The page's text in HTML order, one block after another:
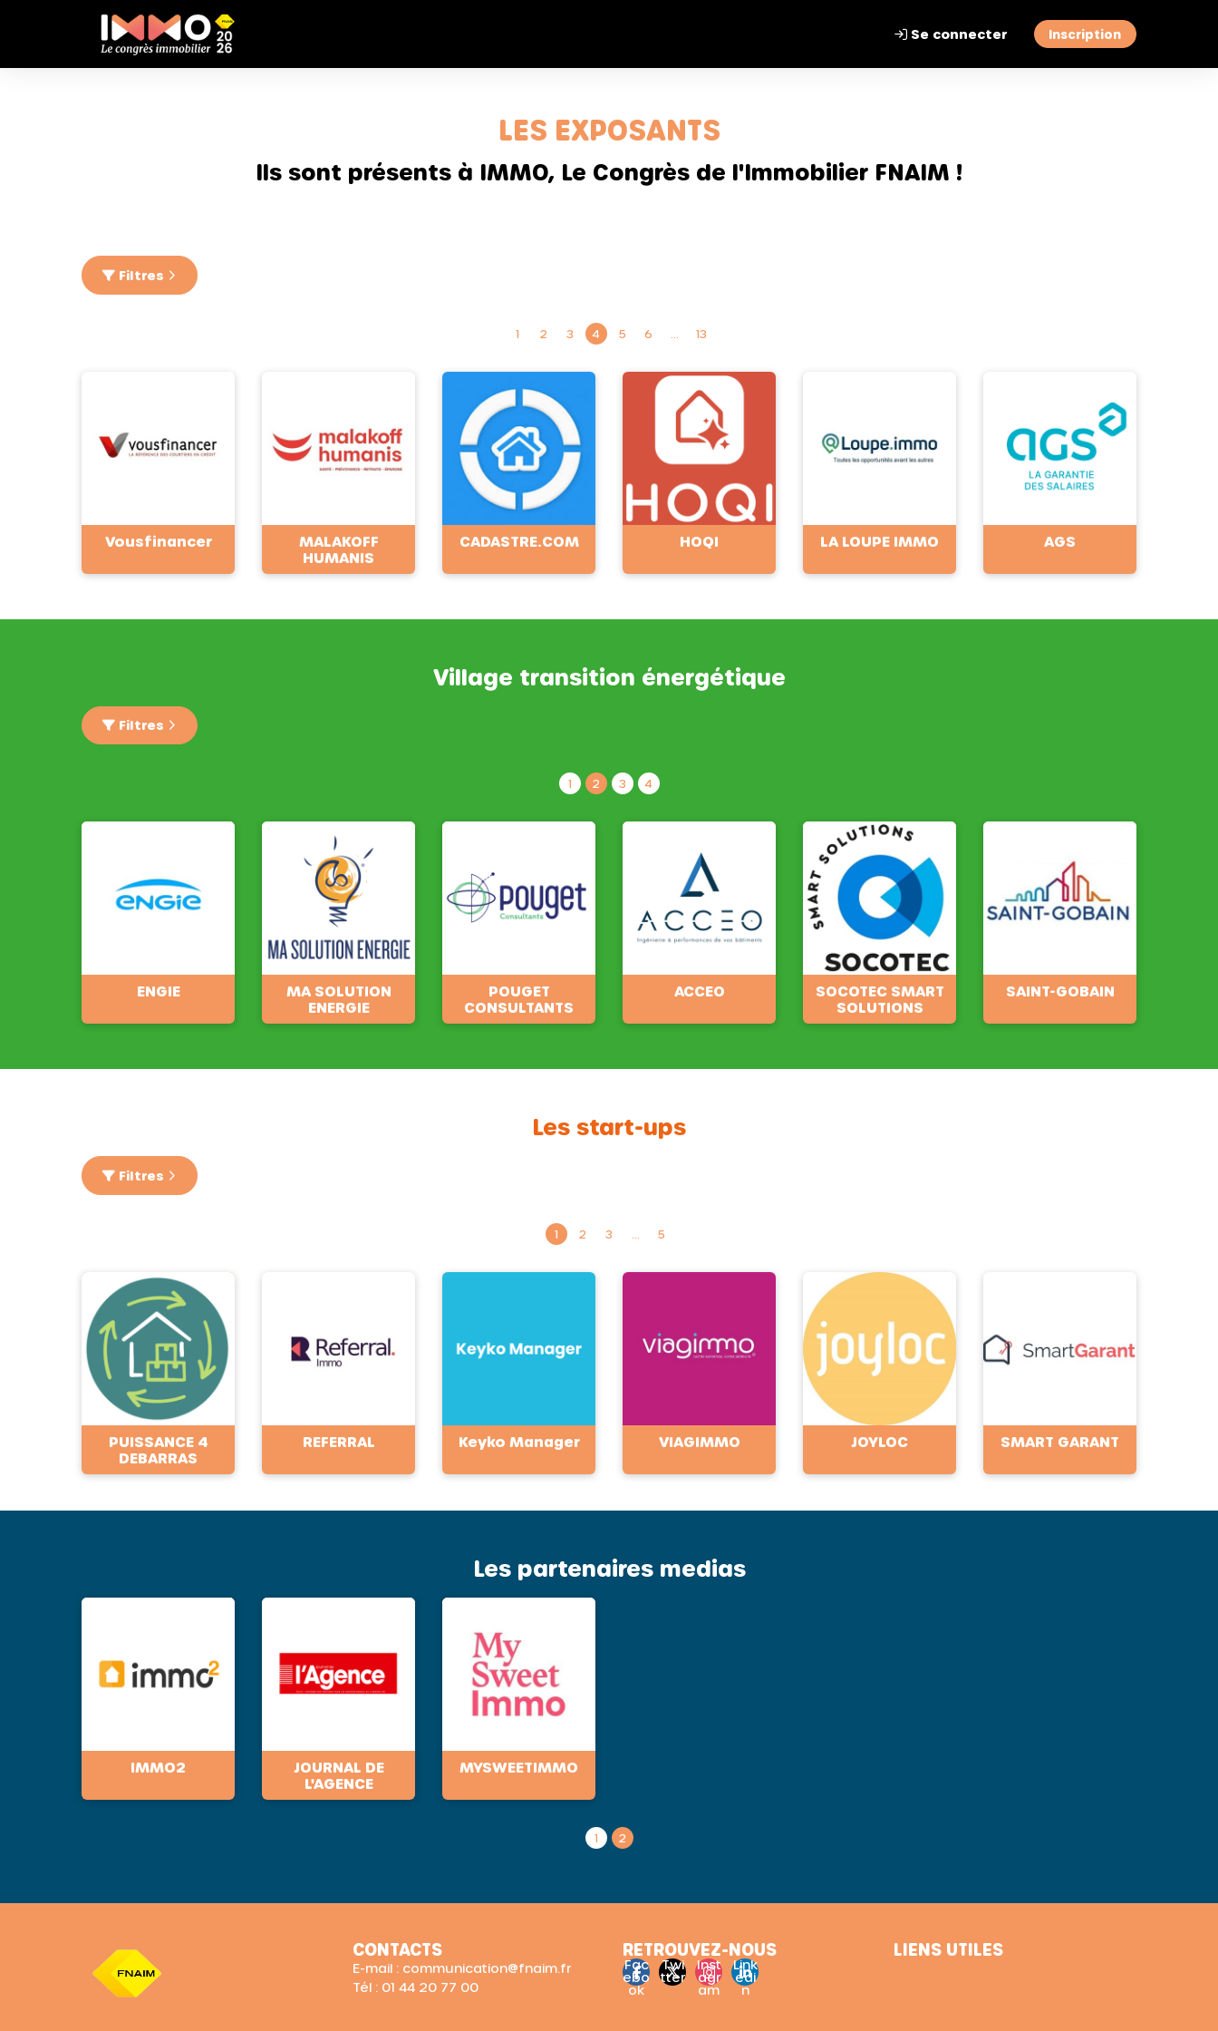
Se connecter Inscription
LES EXPOSANTS
Ils sont présents à IMMO, Le Congrès de l'Immobilier FNAIM !
Filtres
1 2 3 4 5 6 13
Vousfinancer
MALAKOFF
HUMANIS
CADASTRE.COM HOQI LA LOUPE IMMO AGS
Village transition énergétique
Filtres
1 2 3 4
ENGIE
MA SOLUTION
ENERGIE
POUGET
CONSULTANTS
ACCEO
SOCOTEC SMART
SOLUTIONS
SAINT-GOBAIN
Les start-ups
Filtres
1 2 3 5
PUISSANCE 4
DEBARRAS
REFERRAL Keyko Manager VIAGIMMO JOYLOC SMART GARANT
Les partenaires medias
IMMO2
JOURNAL DE
L'AGENCE
MYSWEETIMMO
1 2
CONTACTS
E-mail : communication@fnaim.fr
Tél : 01 44 20 77 00
RETROUVEZ-NOUS
Fac
ebo
ok
Twi
tter
Inst
agr
am
Link
edi
n
LIENS UTILES